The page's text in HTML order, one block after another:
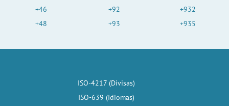
+46
+48
+92
+93
+932
+935
ISO-4217 (Divisas)
ISO-639 (Idiomas)